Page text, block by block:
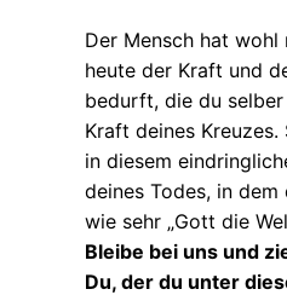
Der Mensch hat wohl
heute der Kraft und
bedurft, die du
Kraft deines
in diesem
deines Todes, in
wie sehr „Gott die
Bleibe bei uns und
Du, der du unter